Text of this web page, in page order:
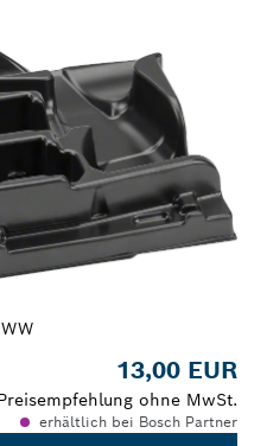
13,00 EUR
ohne MwSt.
erhältlich bei Bosch Partner